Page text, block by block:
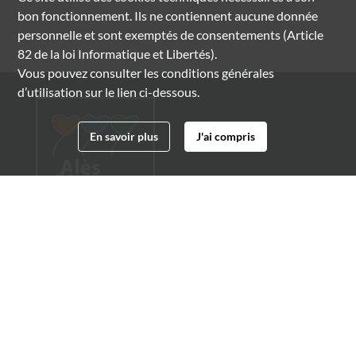
bon fonctionnement. Ils ne contiennent aucune donnée
personnelle et sont exemptés de consentements (Article
82 de la loi Informatique et Libertés).
Vous pouvez consulter les conditions générales
d’utilisation sur le lien ci-dessous.
En savoir plus J'ai compris